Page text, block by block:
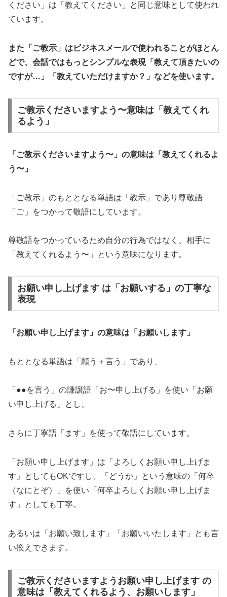
ください」は「教えてください」と同じ意味として使われ
ています。
また「ご教示」はビジネスメールで使われることがほとん
どで、会話ではもっとシンプルな表現「教えて頂きたいの
ですが…」「教えていただけますか？」などを使います。
ご教示くださいますよう〜意味は「教えてくれ
るよう」
「ご教示くださいますよう〜」の意味は「教えてくれるよ
う〜」
「ご教示」のもととなる単語は「教示」であり尊敬語
「ご」をつかって敬語にしています。
尊敬語をつかっているため自分の行為ではなく、相手に
「教えてくれるよう〜」という意味になります。
お願い申し上げます は「お願いする」の丁寧な
表現
「お願い申し上げます」の意味は「お願いします」
もととなる単語は「願う＋言う」であり、
「●●を言う」の謙譲語「お〜申し上げる」を使い「お願
い申し上げる」とし、
さらに丁寧語「ます」を使って敬語にしています。
「お願い申し上げます」は「よろしくお願い申し上げま
す」としてもOKですし、「どうか」という意味の「何卒
（なにとぞ）」を使い「何卒よろしくお願い申し上げま
す」としても丁寧。
あるいは「お願い致します」「お願いいたします」とも言
い換えできます。
ご教示くださいますようお願い申し上げます の
意味は「教えてくれるよう、お願いします」